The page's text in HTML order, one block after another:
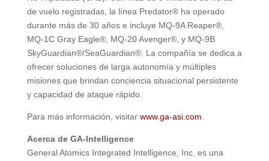
de vuelo registradas, la línea Predator® ha operado
durante más de 30 años e incluye MQ-9A Reaper®,
MQ-1C Gray Eagle®, MQ-20 Avenger®, y MQ-9B
SkyGuardian®/SeaGuardian®. La compañía se dedica a
ofrecer soluciones de larga autonomía y múltiples
misiones que brindan conciencia situacional persistente
y capacidad de ataque rápido.
Para más información, visitar www.ga-asi.com
Acerca de GA-Intelligence
General Atomics Integrated Intelligence, Inc. es una